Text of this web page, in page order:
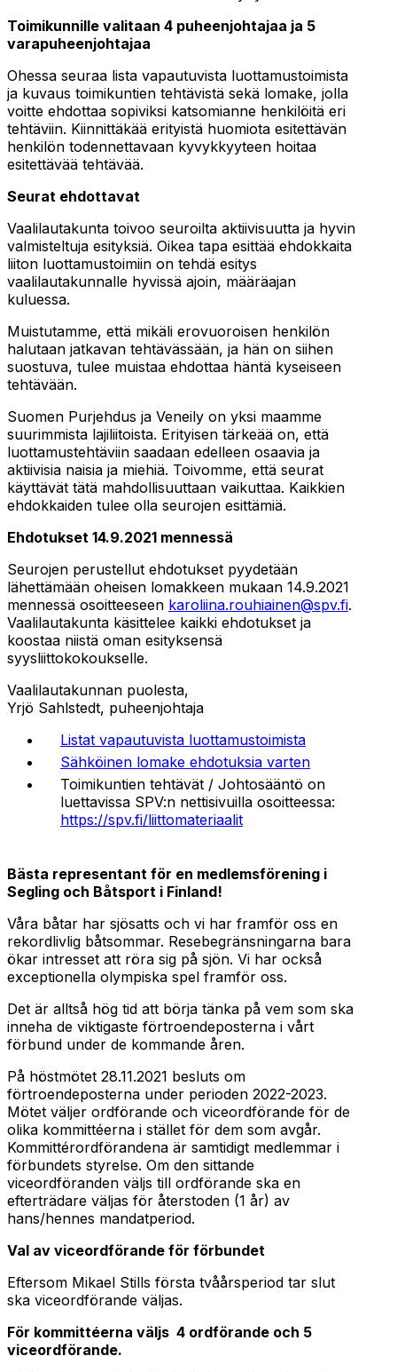
Toimikunnille valitaan 4 puheenjohtajaa ja 5
varapuheenjohtajaa
Ohessa seuraa lista vapautuvista luottamustoimista
ja kuvaus toimikuntien tehtävistä sekä lomake, jolla
voitte ehdottaa sopiviksi katsomianne henkilöitä eri
tehtäviin. Kiinnittäkää erityistä huomiota esitettävän
henkilön todennettavaan kyvykkyyteen hoitaa
esitettävää tehtävää.
Seurat ehdottavat
Vaalilautakunta toivoo seuroilta aktiivisuutta ja hyvin
valmisteltuja esityksiä. Oikea tapa esittää ehdokkaita
liiton luottamustoimiin on tehdä esitys
vaalilautakunnalle hyvissä ajoin, määräajan
kuluessa.
Muistutamme, että mikäli erovuoroisen henkilön
halutaan jatkavan tehtävässään, ja hän on siihen
suostuva, tulee muistaa ehdottaa häntä kyseiseen
tehtävään.
Suomen Purjehdus ja Veneily on yksi maamme
suurimmista lajiliitoista. Erityisen tärkeää on, että
luottamustehtäviin saadaan edelleen osaavia ja
aktiivisia naisia ja miehiä. Toivomme, että seurat
käyttävät tätä mahdollisuuttaan vaikuttaa. Kaikkien
ehdokkaiden tulee olla seurojen esittämiä.
Ehdotukset 14.9.2021 mennessä
Seurojen perustellut ehdotukset pyydetään
lähettämään oheisen lomakkeen mukaan 14.9.2021
mennessä osoitteeseen karoliina.rouhiainen@spv.fi.
Vaalilautakunta käsittelee kaikki ehdotukset ja
koostaa niistä oman esityksensä
syysliittokokoukselle.
Vaalilautakunnan puolesta,
Yrjö Sahlstedt, puheenjohtaja
Listat vapautuvista luottamustoimista
Sähköinen lomake ehdotuksia varten
Toimikuntien tehtävät / Johtosääntö on
luettavissa SPV:n nettisivuilla osoitteessa:
https://spv.fi/liittomateriaalit
Bästa representant för en medlemsförening i
Segling och Båtsport i Finland!
Våra båtar har sjösatts och vi har framför oss en
rekordlivlig båtsommar. Resebegränsningarna bara
ökar intresset att röra sig på sjön. Vi har också
exceptionella olympiska spel framför oss.
Det är alltså hög tid att börja tänka på vem som ska
inneha de viktigaste förtroendeposterna i vårt
förbund under de kommande åren.
På höstmötet 28.11.2021 besluts om
förtroendeposterna under perioden 2022-2023.
Mötet väljer ordförande och viceordförande för de
olika kommittéerna i stället för dem som avgår.
Kommittérordförandena är samtidigt medlemmar i
förbundets styrelse. Om den sittande
viceordföranden väljs till ordförande ska en
efterträdare väljas för återstoden (1 år) av
hans/hennes mandatperiod.
Val av viceordförande för förbundet
Eftersom Mikael Stills första tvåårsperiod tar slut
ska viceordförande väljas.
För kommittéerna väljs 4 ordförande och 5
viceordförande.